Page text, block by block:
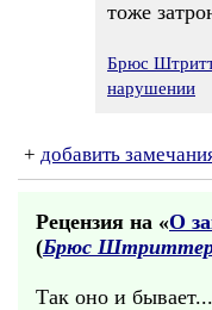
тоже
Брюс
нарушении
+ добавить
Рецензия на «О
(Брюс
Так оно и